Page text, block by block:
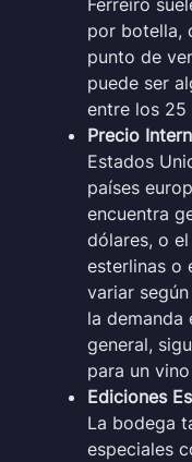
por botella,
punto de
puede ser
entre los
Precio
Estados
países
encuentra
dólares, o
esterlinas o
variar
la demanda
general,
para un
Ediciones
La bodega
especiales